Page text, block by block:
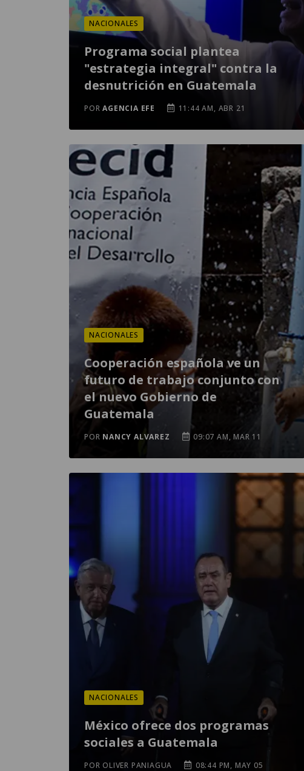
NACIONALES
Programa social plantea
"estrategia integral" contra la
desnutrición en Guatemala
PORAGENCIA EFE 11:44 AM, ABR 21
NACIONALES
Cooperación española ve un
futuro de trabajo conjunto con
el nuevo Gobierno de
Guatemala
POR NANCY ALVAREZ 09:07 AM, MAR 11
NACIONALES
México ofrece dos programas
sociales a Guatemala
POR OLIVER PANIAGUA 08:44 PM, MAY 05